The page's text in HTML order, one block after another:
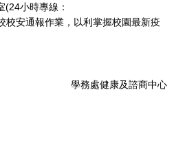
(24小時專線：
校安通報作業，以利掌握校園最新疫
及諮商中心